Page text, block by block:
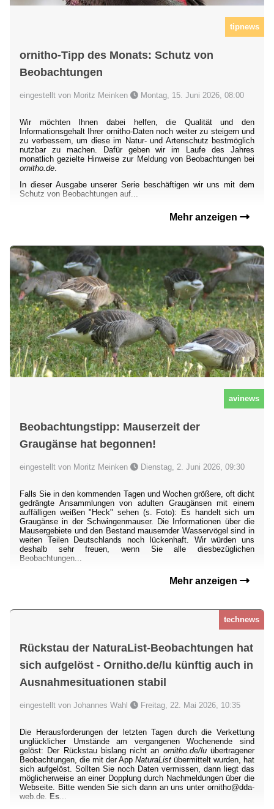
tipnews
ornitho-Tipp des Monats: Schutz von
Beobachtungen
eingestellt von Moritz Meinken Montag, 15. Juni 2026, 08:00
Wir möchten Ihnen dabei helfen, die Qualität und den
Informationsgehalt Ihrer ornitho-Daten noch weiter zu steigern und
zu verbessern, um diese im Natur- und Artenschutz bestmöglich
nutzbar zu machen. Dafür geben wir im Laufe des Jahres
monatlich gezielte Hinweise zur Meldung von Beobachtungen bei
ornitho.de
In dieser Ausgabe unserer Serie beschäftigen wir uns mit dem
Schutz von Beobachtungen auf...
Mehr anzeigen
avinews
Beobachtungstipp: Mauserzeit der
Graugänse hat begonnen!
eingestellt von Moritz Meinken Dienstag, 2. Juni 2026, 09:30
Falls Sie in den kommenden Tagen und Wochen größere, oft dicht
gedrängte Ansammlungen von adulten Graugänsen mit einem
auffälligen weißen "Heck" sehen (s. Foto): Es handelt sich um
Graugänse in der Schwingenmauser. Die Informationen über die
Mausergebiete und den Bestand mausernder Wasservögel sind in
weiten Teilen Deutschlands noch lückenhaft. Wir würden uns
deshalb sehr freuen, wenn Sie alle diesbezüglichen
Beobachtungen...
Mehr anzeigen
technews
Rückstau der NaturaList-Beobachtungen hat
sich aufgelöst - Ornitho.de/lu künftig auch in
Ausnahmesituationen stabil
eingestellt von Johannes Wahl Freitag, 22. Mai 2026, 10:35
Die Herausforderungen der letzten Tagen durch die Verkettung
unglücklicher Umstände am vergangenen Wochenende sind
gelöst: Der Rückstau bislang nicht an ornitho.de/luübertragener
Beobachtungen, die mit der App NaturaList übermittelt wurden, hat
sich aufgelöst. Sollten Sie noch Daten vermissen, dann liegt das
möglicherweise an einer Dopplung durch Nachmeldungen über die
Webseite. Bitte wenden Sie sich dann an uns unter ornitho@dda-
web.de. Es...